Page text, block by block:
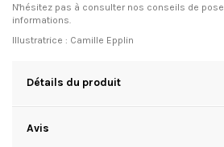
N'hésitez pas à consulter nos conseils de pose
informations.
Illustratrice : Camille Epplin
Détails du produit
Avis